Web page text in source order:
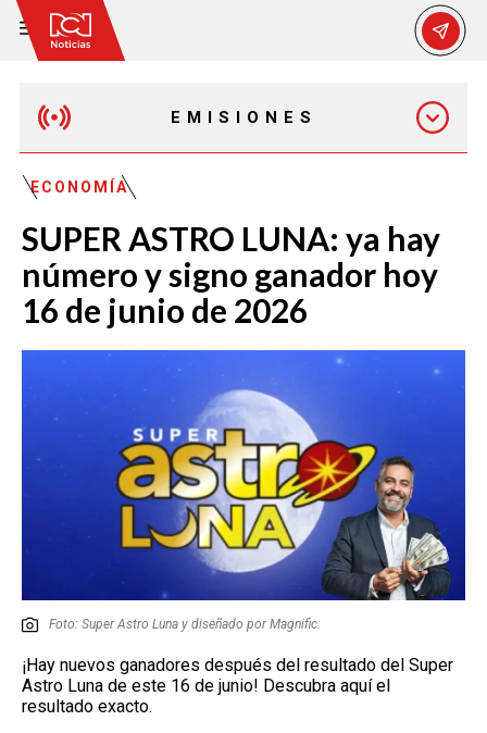
EMISIONES
EMISIÓN 12:30 PM
EMISIÓN 7:00 PM
EMISIÓN 11:30 PM
ECONOMÍA
SUPER ASTRO LUNA: ya hay
número y signo ganador hoy
16 de junio de 2026
Foto: Super Astro Luna y diseñado por Magnific.
¡Hay nuevos ganadores después del resultado del Super
Astro Luna de este 16 de junio! Descubra aquí el
resultado exacto.